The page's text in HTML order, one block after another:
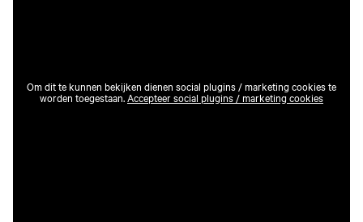
Om dit te kunnen bekijken dienen social plugins / marketing cookies te
worden toegestaan.Accepteer social plugins / marketing cookies